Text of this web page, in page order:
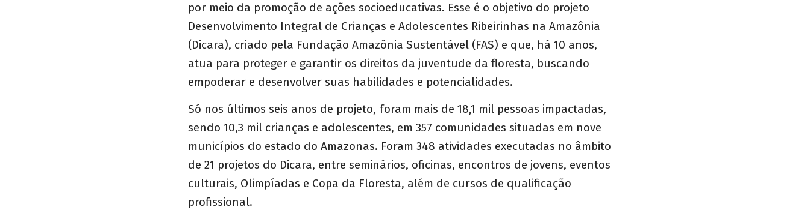
por meio da promoção de ações socioeducativas. Esse é o objetivo do projeto
Desenvolvimento Integral de Crianças e Adolescentes Ribeirinhas na Amazônia
(Dicara), criado pela Fundação Amazônia Sustentável (FAS) e que, há 10 anos,
atua para proteger e garantir os direitos da juventude da floresta, buscando
empoderar e desenvolver suas habilidades e potencialidades.
Só nos últimos seis anos de projeto, foram mais de 18,1 mil pessoas impactadas,
sendo 10,3 mil crianças e adolescentes, em 357 comunidades situadas em nove
municípios do estado do Amazonas. Foram 348 atividades executadas no âmbito
de 21 projetos do Dicara, entre seminários, oficinas, encontros de jovens, eventos
culturais, Olimpíadas e Copa da Floresta, além de cursos de qualificação
profissional.